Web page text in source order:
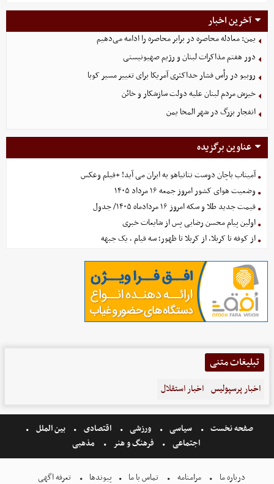
آخرین اخبار
یمن: معادله محاصره در برابر محاصره را ادامه می‌دهیم
دور هفتم مذاکرات لبنان و رژیم صهیونیستی
روبیو در رأس فشار حداکثری آمریکا برای تغییر مسیر کوبا
خیزش مردم لبنان علیه دولت سازشکار و خائن
انفجار بزرگ در شهر المخا یمن
عناوین برگزیده
آمیتاب باچان دوست نتانیاهو به ایران می آید! +فیلم وعکس
وضعیت هوای کشور امروز جمعه ۱۶ مرداد ۱۴۰۵
قیمت جدید طلا و سکه امروز ۱۶ مردادماه ۱۴۰۵/ جدول
اولین پیام محسن رضایی پس از شایعات خبری
از کوفه تا کربلا، از کربلا تا ظهور؛ سه قیام ، یک جبهه
تبلیغات متنی
اخبار پرسپولیس اخبار استقلال
صفحه نخست سیاسی ورزشی اقتصادی
بین الملل
اجتماعی
فرهنگ و هنر مذهبی
درباره ما مرامنامه تماس با ما پیوندها تعرفه اگهی